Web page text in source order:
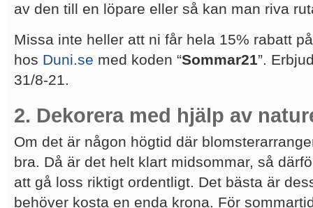
av den till en löpare eller så kan man riva
Missa inte heller att ni får hela 15% rabatt
hos Duni.se med koden “Sommar21”.
31/8-21.
2. Dekorera med hjälp av
Om det är någon högtid där
bra. Då är det helt klart midsommar, så
att gå loss riktigt ordentligt. Det bästa är
behöver kosta en enda krona. För